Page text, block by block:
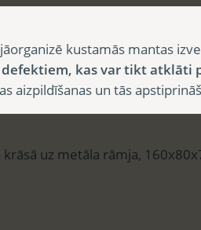
uz metāla rāmja,
kustamās mantas
kas var tikt atklāti
aizpildīšanas un tās